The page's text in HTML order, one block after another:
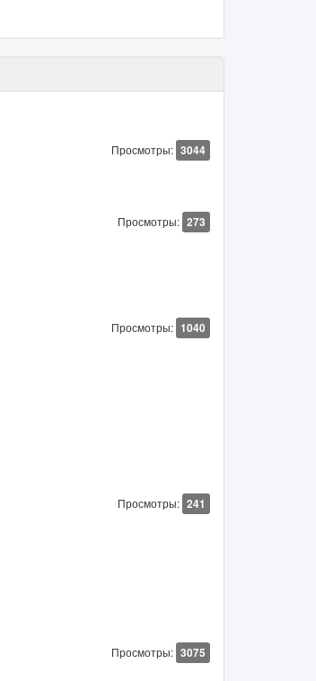
Просмотры: 3044
Просмотры: 273
Просмотры: 1040
Просмотры: 241
Просмотры: 3075